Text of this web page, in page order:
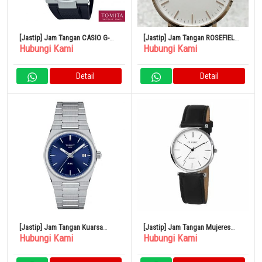
[Jastip] Jam Tangan CASIO G-
SHOCK G-STEEL GST-B100-1AJF
ATM
Hubungi Kami
Detail
[Jastip] Jam Tangan ROSEFIELD
Kuarsa Bekas
Hubungi Kami
Detail
[Jastip] Jam Tangan Kuarsa
Tissot PRX Swiss Model
T137.210.11.041.00 Uniseks
Hubungi Kami
[Jastip] Jam Tangan Mujeres
Reloj de Pulsera Blanco Negro
S4782200016300
Hubungi Kami